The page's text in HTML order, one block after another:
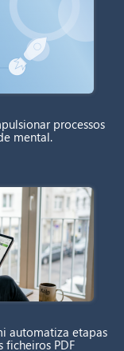
processos
mental.
automatiza etapas
ficheiros PDF